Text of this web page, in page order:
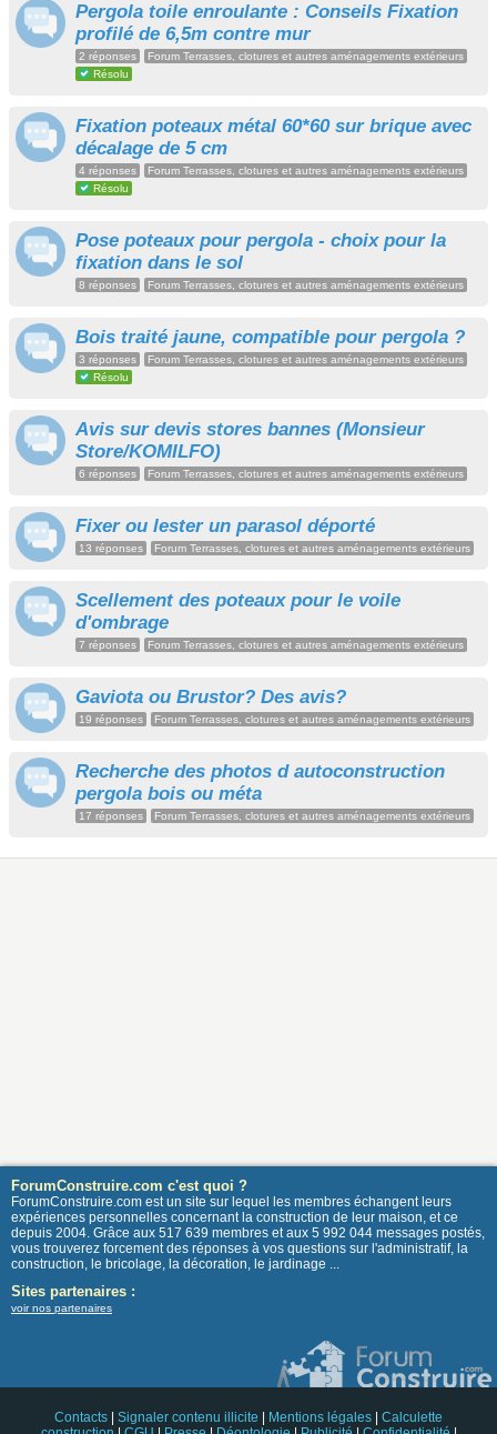
Pergola toile enroulante : Conseils Fixation
profilé de 6,5m contre mur
2 réponses
Forum Terrasses, clotures et autres aménagements extérieurs
Résolu
Fixation poteaux métal 60*60 sur brique avec
décalage de 5 cm
4 réponses
Forum Terrasses, clotures et autres aménagements extérieurs
Résolu
Pose poteaux pour pergola - choix pour la
fixation dans le sol
8 réponses Forum Terrasses, clotures et autres aménagements extérieurs
Bois traité jaune, compatible pour pergola ?
3 réponses
Forum Terrasses, clotures et autres aménagements extérieurs
Résolu
Avis sur devis stores bannes (Monsieur
Store/KOMILFO)
6 réponses Forum Terrasses, clotures et autres aménagements extérieurs
Fixer ou lester un parasol déporté
13 réponses Forum Terrasses, clotures et autres aménagements extérieurs
Scellement des poteaux pour le voile
d'ombrage
7 réponses Forum Terrasses, clotures et autres aménagements extérieurs
Gaviota ou Brustor? Des avis?
19 réponses Forum Terrasses, clotures et autres aménagements extérieurs
Recherche des photos d autoconstruction
pergola bois ou méta
17 réponses Forum Terrasses, clotures et autres aménagements extérieurs
ForumConstruire.com c'est quoi ?
ForumConstruire.com est un site sur lequel les membres échangent leurs
expériences personnelles concernant la construction de leur maison, et ce
depuis 2004. Grâce aux 517 639 membres et aux 5 992 044 messages postés,
vous trouverez forcement des réponses à vos questions sur l'administratif, la
construction, le bricolage, la décoration, le jardinage ...
Sites partenaires :
voir nos partenaires
Contacts Signaler contenu illicite Mentions légales
Calculette